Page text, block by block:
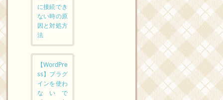
に接続でき
ない時の原
因と対処方
法
【WordPre
ss】プラグ
インを使わ
ないで